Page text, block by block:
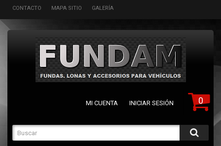
CONTACTO MAPA SITIO GALERÍA
0
MI CUENTA INICIAR SESIÓN